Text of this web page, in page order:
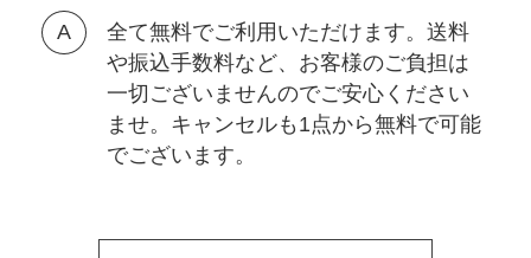
全て無料でご利用いただけます。送料
や振込手数料など、お客様のご負担は
一切ございませんのでご安心ください
ませ。キャンセルも1点から無料で可能
でございます。